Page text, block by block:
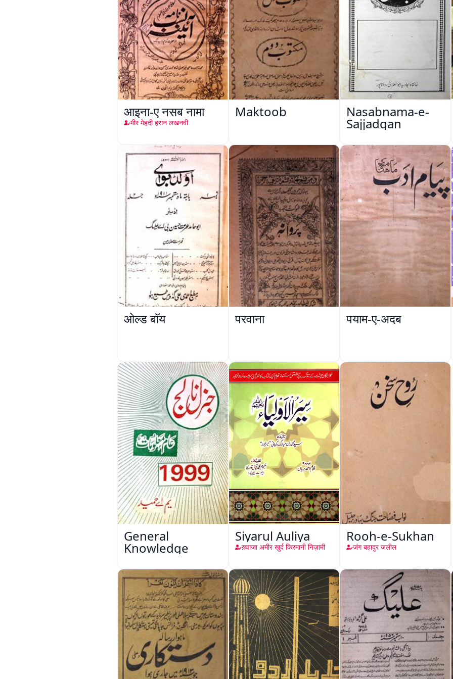
आइना-ए नसब नामा
मीर मेहदी हसन लखनवी
Maktoob Nasabnama-e-
Sajjadgan
ओल्ड बॉय परवाना पयाम-ए-अदब
General
Knowledge
Siyarul Auliya
ख़्वाजा अमीर खुर्द किरमानी निज़ामी
Rooh-e-Sukhan
जंग बहादुर जलील